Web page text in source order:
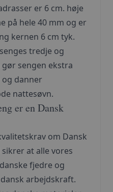
er 6 cm. høje
på hele 40 mm og er
kernen 6 cm tyk.
tredje og
sengen ekstra
danner
nattesøvn.
er en Dansk
om Dansk
at alle vores
fjedre og
arbejdskraft.